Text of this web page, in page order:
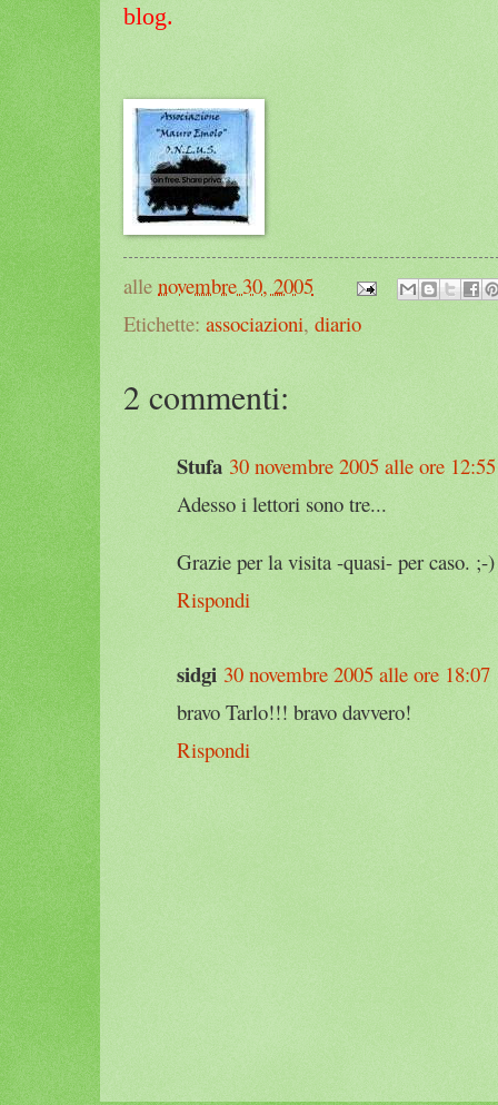
blog.
alle novembre 30, 2005
Etichette: associazioni, diario
2 commenti:
Stufa 30 novembre 2005 alle ore 12:55
Adesso i lettori sono tre...
Grazie per la visita -quasi- per caso. ;-)
Rispondi
sidgi 30 novembre 2005 alle ore 18:07
bravo Tarlo!!! bravo davvero!
Rispondi